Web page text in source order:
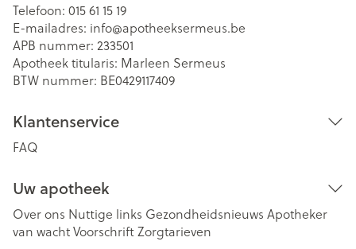
Telefoon: 015 61 15 19
E-mailadres: info@apotheeksermeus.be
APB nummer: 233501
Apotheek titularis: Marleen Sermeus
BTW nummer: BE0429117409
Klantenservice
FAQ
Uw apotheek
Over ons Nuttige links Gezondheidsnieuws Apotheker
van wachtVoorschriftZorgtarieven